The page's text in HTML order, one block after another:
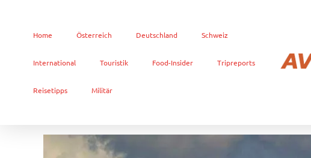
Home Österreich Deutschland Schweiz
International Touristik Food-Insider Tripreports
Reisetipps Militär